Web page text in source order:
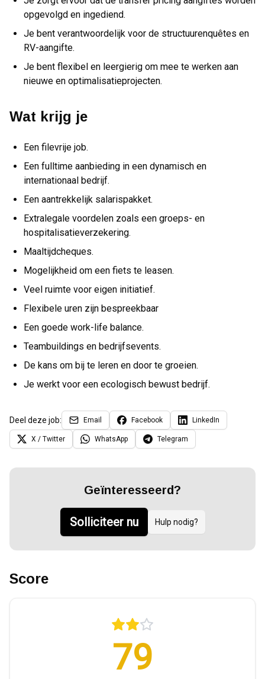
opgevolgd en ingediend.
Je bent verantwoordelijk voor de structuurenquêtes en
RV-aangifte.
Je bent flexibel en leergierig om mee te werken aan
nieuwe en optimalisatieprojecten.
Wat krijg je
Een filevrije job.
Een fulltime aanbieding in een dynamisch en
internationaal bedrijf.
Een aantrekkelijk salarispakket.
Extralegale voordelen zoals een groeps- en
hospitalisatieverzekering.
Maaltijdcheques.
Mogelijkheid om een fiets te leasen.
Veel ruimte voor eigen initiatief.
Flexibele uren zijn bespreekbaar
Een goede work-life balance.
Teambuildings en bedrijfsevents.
De kans om bij te leren en door te groeien.
Je werkt voor een ecologisch bewust bedrijf.
Deel deze job: Email Facebook LinkedIn
X / Twitter WhatsApp Telegram
Geïnteresseerd?
Solliciteer nu Hulp nodig?
Score
79